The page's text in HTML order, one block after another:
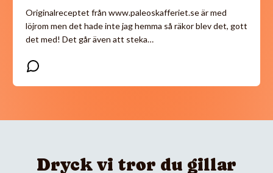
Originalreceptet från www.paleoskafferiet.se är med
löjrom men det hade inte jag hemma så räkor blev det, gott
det med! Det går även att steka…
Dryck vi tror du gillar